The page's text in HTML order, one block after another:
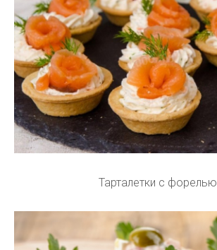
Тарталетки с форелью